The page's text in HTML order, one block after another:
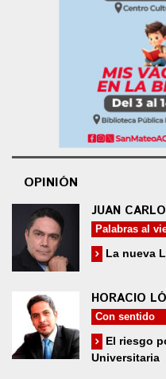
OPINIÓN
JUAN
Palabras al
La nueva
HORACIO
Con sentido
El riesgo
Universitaria